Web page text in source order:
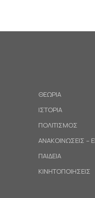
ΘΕΩΡΙΑ
ΙΣΤΟΡΙΑ
ΠΟΛΙΤΙΣΜΟΣ
ΑΝΑΚΟΙΝΩΣΕΙΣ –
ΠΑΙΔΕΙΑ
ΚΙΝΗΤΟΠΟΙΗΣΕΙΣ